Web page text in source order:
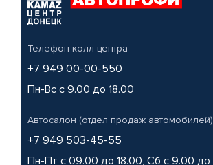
Телефон колл-центра
+7 949 00-00-550
Пн-Вс с 9.00 до 18.00
Автосалон (отдел продаж автомобилей)
+7 949 503-45-55
Пн-Пт с 09.00 до 18.00, Сб с 9.00 до